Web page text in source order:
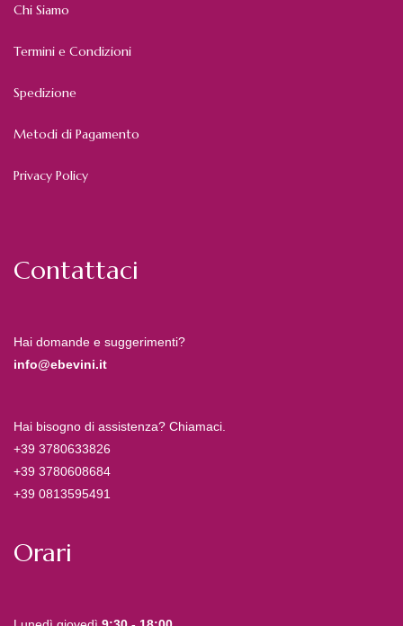
Chi Siamo
Termini e Condizioni
Spedizione
Metodi di Pagamento
Privacy Policy
Contattaci
Hai domande e suggerimenti?
info@ebevini.it
Hai bisogno di assistenza? Chiamaci.
+39 3780633826
+39 3780608684
+39 0813595491
Orari